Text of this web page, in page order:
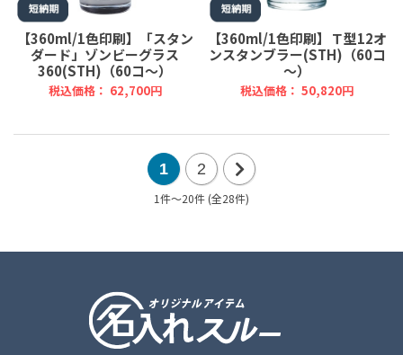
【360ml/1色印刷】「スタン
ダード」ゾンビーグラス
360(STH)（60コ～）
税込価格： 62,700円
【360ml/1色印刷】Ｔ型12オ
ンスタンブラー(STH)（60コ
～）
税込価格： 50,820円
1
2
次
1件～20件 (全28件)